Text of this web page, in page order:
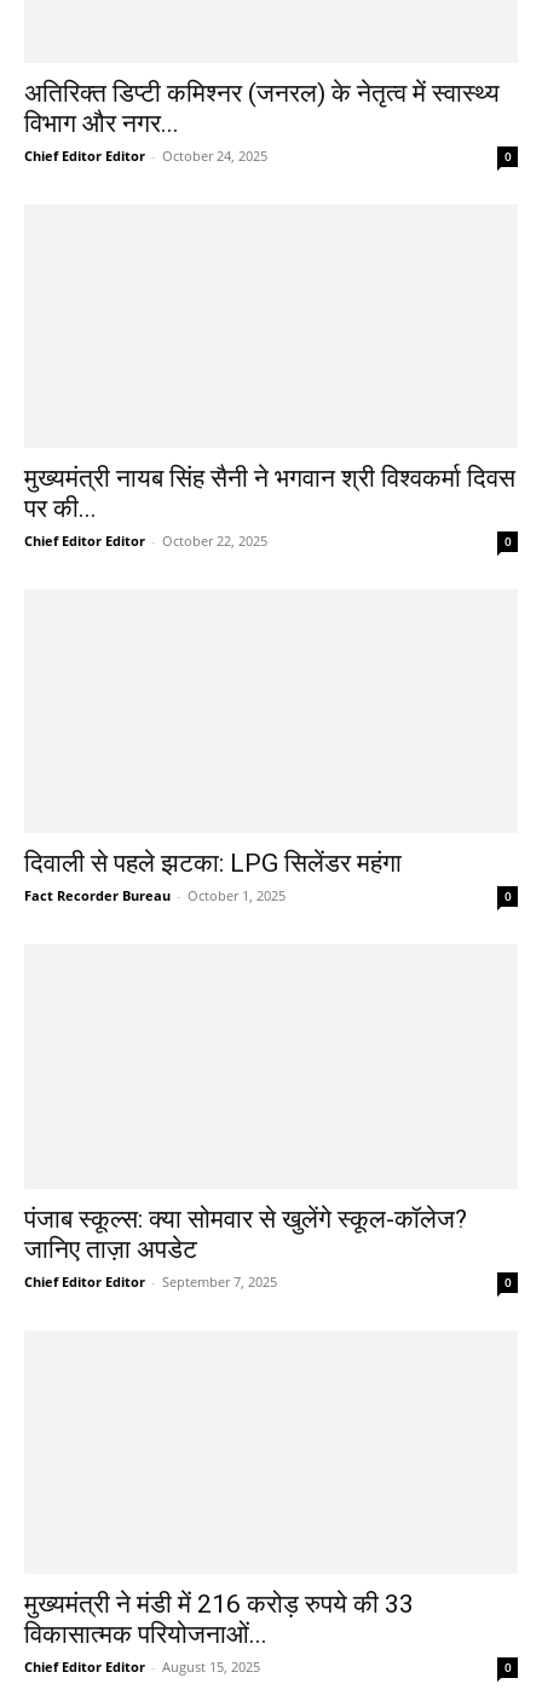
अतिरिक्त डिप्टी कमिश्नर (जनरल) के नेतृत्व में स्वास्थ्य
विभाग और नगर...
Chief Editor Editor - October 24, 2025 0
मुख्यमंत्री नायब सिंह सैनी ने भगवान श्री विश्वकर्मा दिवस
पर की...
Chief Editor Editor - October 22, 2025 0
दिवाली से पहले झटका: LPG सिलेंडर महंगा
Fact Recorder Bureau - October 1, 2025 0
पंजाब स्कूल्स: क्या सोमवार से खुलेंगे स्कूल-कॉलेज?
जानिए ताज़ा अपडेट
Chief Editor Editor - September 7, 2025 0
मुख्यमंत्री ने मंडी में 216 करोड़ रुपये की 33
विकासात्मक परियोजनाओं...
Chief Editor Editor - August 15, 2025 0